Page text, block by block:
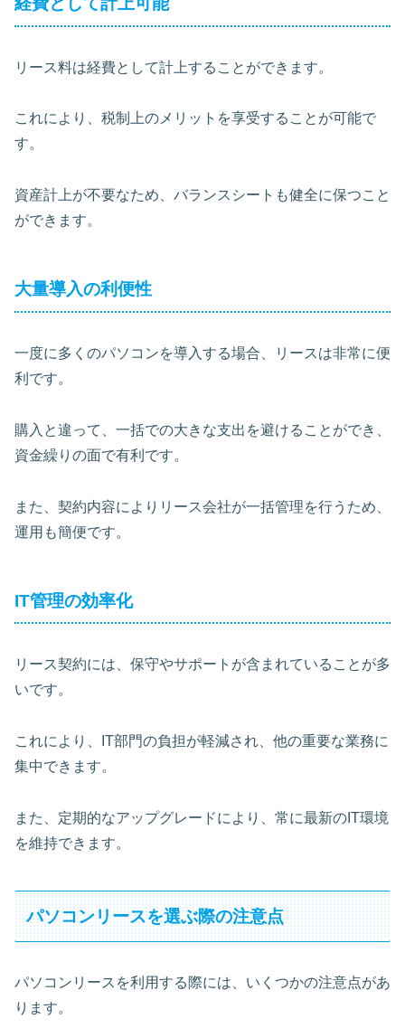
リース料は経費として計上することができます。
これにより、税制上のメリットを享受することが可能で
す。
資産計上が不要なため、バランスシートも健全に保つこと
ができます。
大量導入の利便性
一度に多くのパソコンを導入する場合、リースは非常に便
利です。
購入と違って、一括での大きな支出を避けることができ、
資金繰りの面で有利です。
また、契約内容によりリース会社が一括管理を行うため、
運用も簡便です。
IT管理の効率化
リース契約には、保守やサポートが含まれていることが多
いです。
これにより、IT部門の負担が軽減され、他の重要な業務に
集中できます。
また、定期的なアップグレードにより、常に最新のIT環境
を維持できます。
パソコンリースを選ぶ際の注意点
パソコンリースを利用する際には、いくつかの注意点があ
ります。